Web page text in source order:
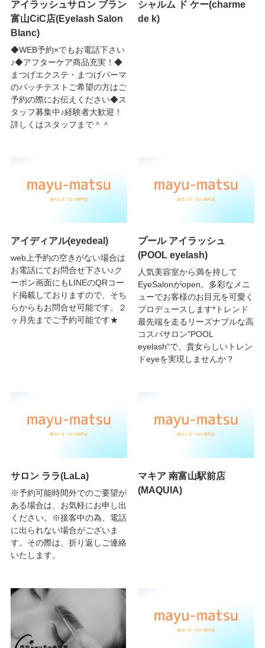
アイラッシュサロン ブラン
富山CiC店(Eyelash Salon
Blanc)
◆WEB予約×でもお電話下さい
♪◆アフターケア商品充実！◆
まつげエクステ・まつげパーマ
のパッチテストご希望の方はご
予約の際にお伝えください◆ス
タッフ募集中♪経験者大歓迎！
詳しくはスタッフまで＾＾
シャルム ド ケー(charme
de k)
アイディアル(eyedeal)
web上予約の空きがない場合は
お電話にてお問合せ下さい♪ク
ーポン画面にもLINEのQRコー
ド掲載しておりますので、そち
らからもお問合せ可能です。２
ヶ月先までご予約可能です★
プール アイラッシュ
(POOL eyelash)
人気美容室から満を持して
EyeSalonがopen。多彩なメニ
ューでお客様のお目元を可愛く
プロデュースします*トレンド
最先端を走るリーズナブルな高
コスパサロン"POOL
eyelash“で、貴女らしいトレン
ドeyeを実現しませんか？
サロン ララ(LaLa)
※予約可能時間外でのご要望が
ある場合は、お気軽にお申し出
ください。※接客中の為、電話
に出られない場合がございま
す。その際は、折り返しご連絡
いたします。
マキア 南富山駅前店
(MAQUIA)